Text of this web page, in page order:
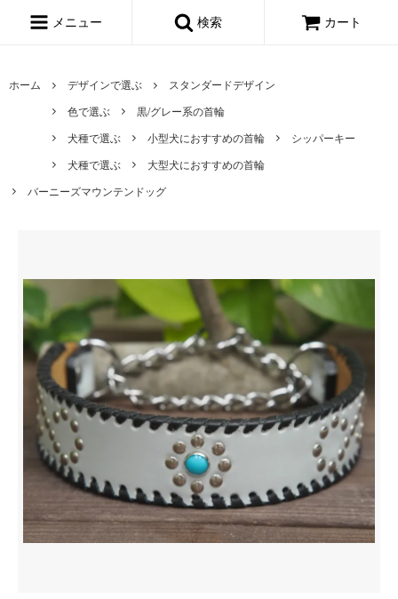
メニュー 検索 カート
ホーム デザインで選ぶ
スタンダードデザイン
色で選ぶ
黒/グレー系の首輪
犬種で選ぶ
小型犬におすすめの首輪
シッパーキー
犬種で選ぶ
大型犬におすすめの首輪
バーニーズマウンテンドッグ